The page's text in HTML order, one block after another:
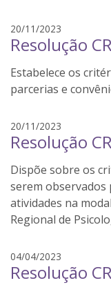
s
20/11/2023
u
s
b
o
s
Resolução
Estabelece os
parcerias e
20/11/2023
u
s
b
a
r
a
Resolução
Dispõe sobre os
serem observados
atividades na
Regional de
04/04/2023
u
Resolução